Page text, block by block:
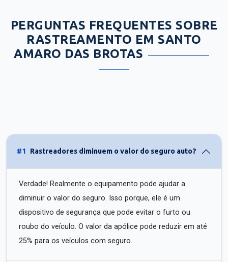
PERGUNTAS FREQUENTES SOBRE
RASTREAMENTO EM SANTO
AMARO DAS BROTAS
#1 Rastreadores diminuem o valor do seguro auto?
Verdade! Realmente o equipamento pode ajudar a
diminuir o valor do seguro. Isso porque, ele é um
dispositivo de segurança que pode evitar o furto ou
roubo do veículo. O valor da apólice pode reduzir em até
25% para os veículos com seguro.